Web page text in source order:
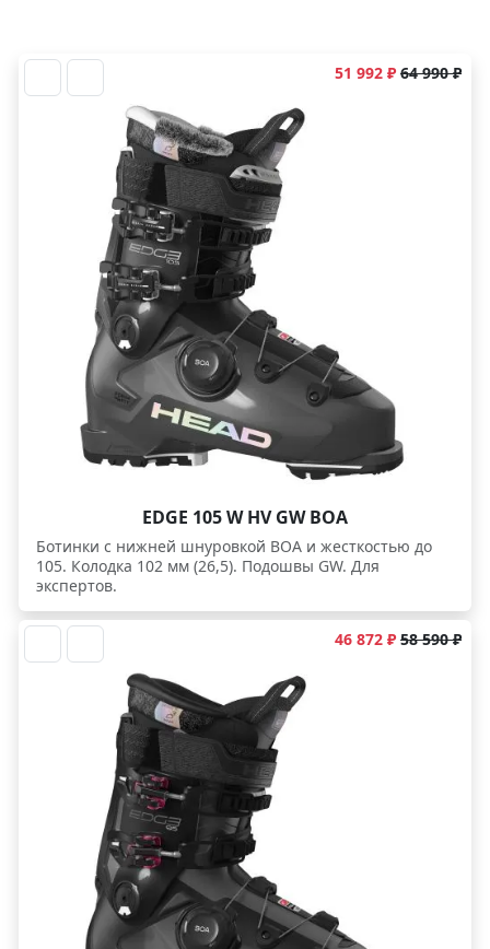
51 992 ₽ 64 990 ₽
EDGE 105 W HV GW BOA
Ботинки c нижней шнуровкой BOA и жесткостью до
105. Колодка 102 мм (26,5). Подошвы GW. Для
экспертов.
46 872 ₽ 58 590 ₽